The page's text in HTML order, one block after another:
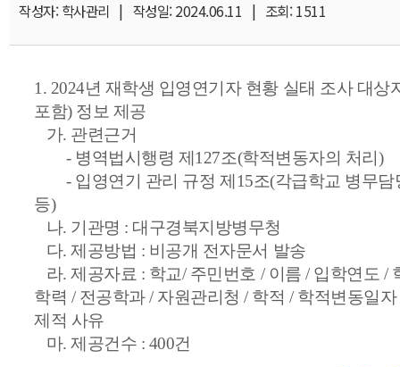
작성자: 학사관리 | 작성일: 2024.06.11 | 조회: 1511
1. 2024년 재학생 입영연기자 현황 실태 조사 대상
포함) 정보 제공
가. 관련근거
- 병역법시행령 제127조(학적변동자의 처리)
- 입영연기 관리 규정 제15조(각급학교 병무담
등)
나. 기관명 : 대구경북지방병무청
다. 제공방법 : 비공개 전자문서 발송
라. 제공자료 : 학교/ 주민번호 / 이름 / 입학연도 /
학력 / 전공학과 / 자원관리청 / 학적 / 학적변동일자
제적 사유
마. 제공건수 : 400건